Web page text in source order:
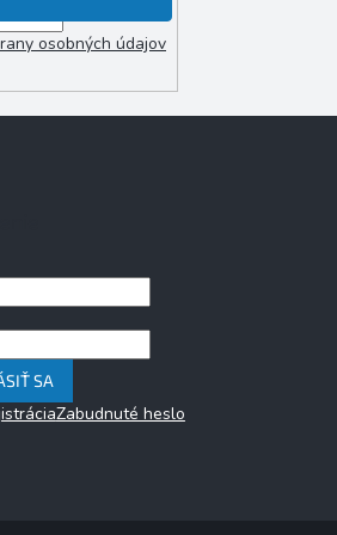
osobných údajov
SA
Zabudnuté heslo